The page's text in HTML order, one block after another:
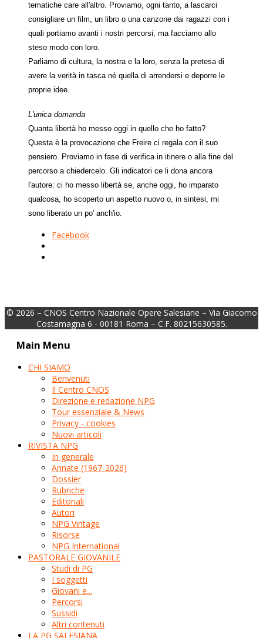
tematiche care all'altro. Proviamo, ogni tanto, a lascarci
consigliare un film, un libro o una canzone dai ragazzi con i
quali portiamo avanti i nostri percorsi, ma facciamo allo
steso modo con loro.
Parliamo di cultura, la nostra e la loro, senza la pretesa di
avere la verità in tasca né quella di arrendersi e deporre le
proprie idee.
L'unica domanda
Quanta libertà ho messo oggi in quello che ho fatto?
Questa è la provocazione che Freire ci regala con il suo
pensiero. Proviamo in fase di verifica in itinere o alla fine del
percorso a chiedercelo. Gli indicatori ce li dona ancora
l'autore: ci ho messo libertà se, anche oggi, ho imparato
qualcosa, ho scoperto un aspetto nuovo o, in sintesi, mi
sono liberato un po' anch'io.
Facebook
© 2026 – CNOS Centro Nazionale Opere Salesiane – Via Giacomo
Costamagna 6 - 00181 Roma – C.F. 80215630585.
Main Menu
CHI SIAMO
Benvenuti
Il Centro CNOS
Direzione e redazione NPG
Tour essenziale & News
Privacy - cookies
Nuovi articoli
RIVISTA NPG
In generale
Annate (1967-2026)
Dossier
Rubriche
Editoriali
Autori
NPG Vintage
Risorse
NPG International
PASTORALE GIOVANILE
Studi di PG
I soggetti
Giovani e...
Percorsi
Sussidi
Altri contenuti
LA PG SALESIANA